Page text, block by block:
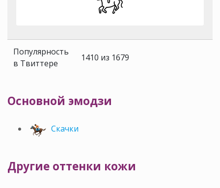
Популярность
в Твиттере
1410 из 1679
Основной эмодзи
Скачки
Другие оттенки кожи